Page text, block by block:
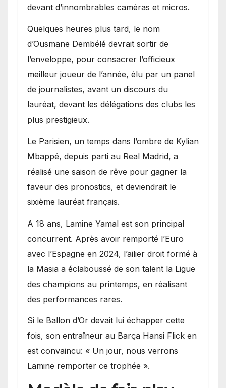
devant d’innombrables caméras et micros.
Quelques heures plus tard, le nom
d’Ousmane Dembélé devrait sortir de
l’enveloppe, pour consacrer l’officieux
meilleur joueur de l’année, élu par un panel
de journalistes, avant un discours du
lauréat, devant les délégations des clubs les
plus prestigieux.
Le Parisien, un temps dans l’ombre de Kylian
Mbappé, depuis parti au Real Madrid, a
réalisé une saison de rêve pour gagner la
faveur des pronostics, et deviendrait le
sixième lauréat français.
A 18 ans, Lamine Yamal est son principal
concurrent. Après avoir remporté l’Euro
avec l’Espagne en 2024, l’ailier droit formé à
la Masia a éclaboussé de son talent la Ligue
des champions au printemps, en réalisant
des performances rares.
Si le Ballon d’Or devait lui échapper cette
fois, son entraîneur au Barça Hansi Flick en
est convaincu: « Un jour, nous verrons
Lamine remporter ce trophée ».